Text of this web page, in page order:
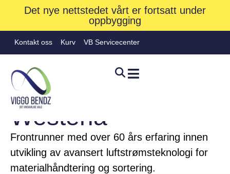
Det nye nettstedet vårt er fortsatt under
oppbygging
Kontakt oss Kurv VB Servicecenter
BRANN
Westeria
Frontrunner med over 60 års erfaring innen
utvikling av avansert luftstrømsteknologi for
materialhåndtering og sortering.
Hjem»Merkevarer»Westeria